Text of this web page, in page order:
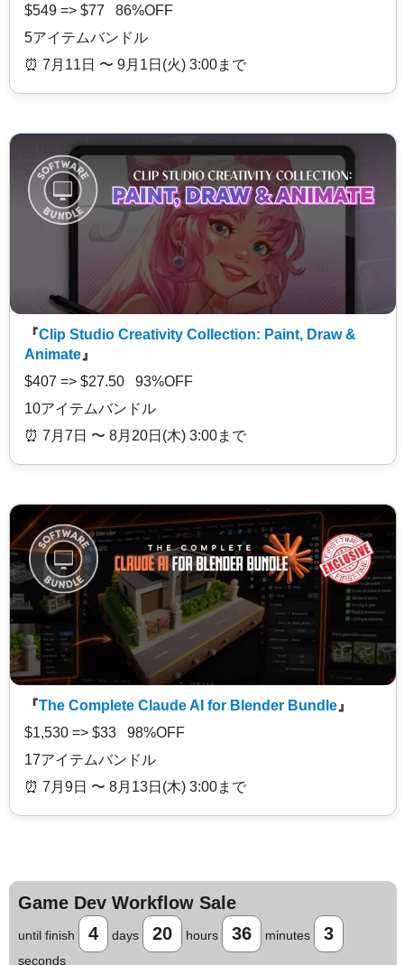
$549 => $77 86%OFF
5アイテムバンドル
⏰️ 7月11日 〜 9月1日(火) 3:00まで
『Clip Studio Creativity Collection: Paint, Draw &
Animate 』
$407 => $27.50 93%OFF
10アイテムバンドル
⏰️ 7月7日 〜 8月20日(木) 3:00まで
『The Complete Claude AI for Blender Bundle 』
$1,530 => $33 98%OFF
17アイテムバンドル
⏰️ 7月9日 〜 8月13日(木) 3:00まで
Game Dev Workflow Sale
until finish 4 days 20 hours 36 minutes 2
seconds